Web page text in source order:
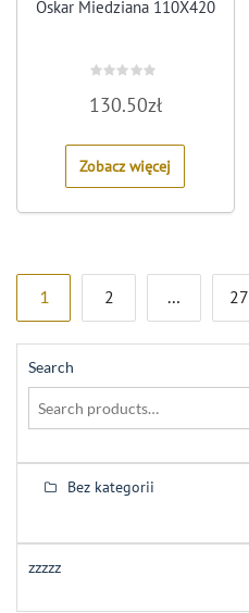
Oskar Miedziana 110X420
0
5
130.50zł
Zobacz więcej
Stronicowanie
wpisów
1 2 … 27
Search
Bez kategorii
zzzzz